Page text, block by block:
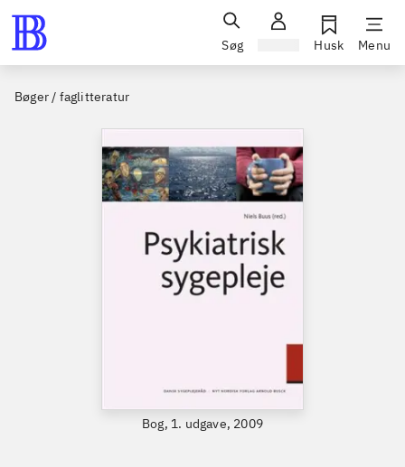
Søg Husk Menu
Bøger / faglitteratur
Bog, 1. udgave, 2009